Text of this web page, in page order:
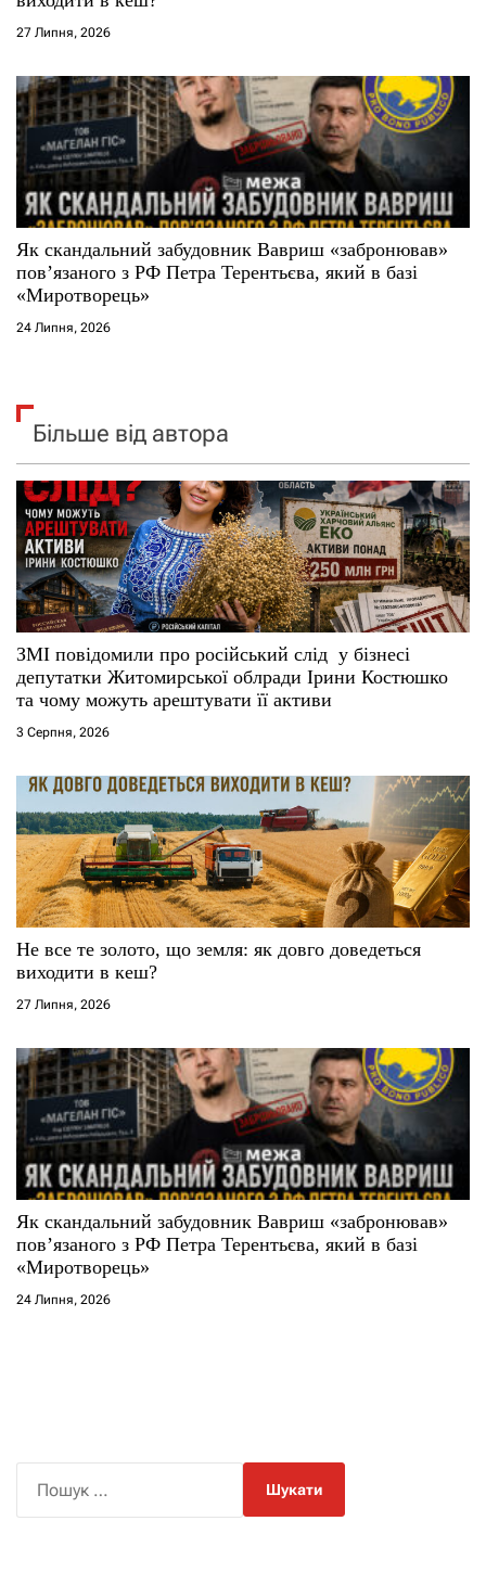
27 Липня, 2026
Як скандальний забудовник Вавриш «забронював»
повʼязаного з РФ Петра Терентьєва, який в базі
«Миротворець»
24 Липня, 2026
Більше від автора
ЗМІ повідомили про російський слід у бізнесі
депутатки Житомирської облради Ірини Костюшко
та чому можуть арештувати її активи
3 Серпня, 2026
Не все те золото, що земля: як довго доведеться
виходити в кеш?
27 Липня, 2026
Як скандальний забудовник Вавриш «забронював»
повʼязаного з РФ Петра Терентьєва, який в базі
«Миротворець»
24 Липня, 2026